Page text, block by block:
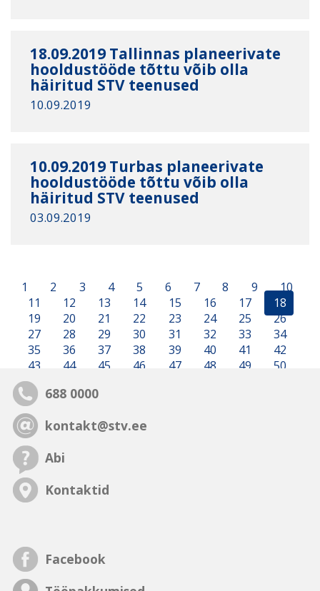
18.09.2019 Tallinnas planeerivate
hooldustööde tõttu võib olla
häiritud STV teenused
10.09.2019
10.09.2019 Turbas planeerivate
hooldustööde tõttu võib olla
häiritud STV teenused
03.09.2019
1 2 3 4 5 6 7 8 9
10
11
12 13 14 15 16 17
18
19
20 21 22 23 24 25
26
27
28 29 30 31 32 33
34
35
36 37 38 39 40 41
42
43
44 45 46 47 48 49 50
688 0000
kontakt@stv.ee
Abi
Kontaktid
Facebook